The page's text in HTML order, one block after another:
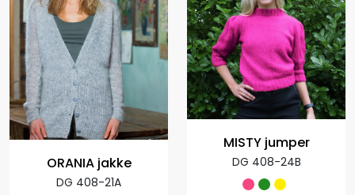
ORANIA jakke
DG 408-21A
MISTY jumper
DG 408-24B